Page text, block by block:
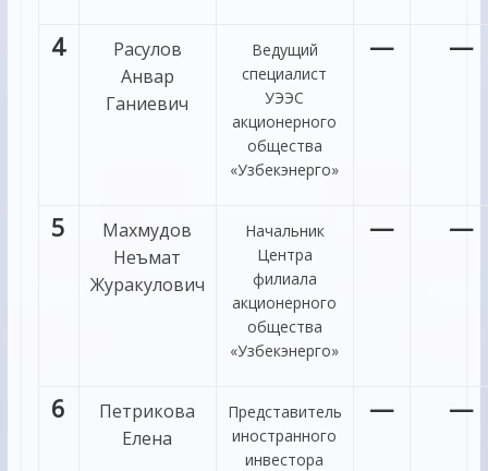
4
Расулов
Анвар
Ганиевич
Ведущий
специалист
УЭЭС
акционерного
общества
«Узбекэнерго»
— —
5
Махмудов
Неъмат
Журакулович
Начальник
Центра
филиала
акционерного
общества
«Узбекэнерго»
— —
6
Петрикова
Елена
Представитель
иностранного
инвестора
— —